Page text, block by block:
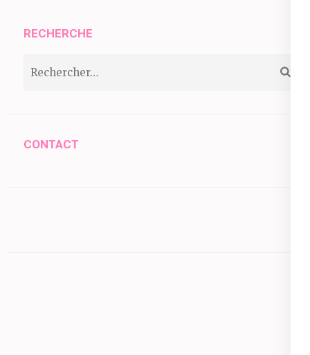
RECHERCHE
CONTACT